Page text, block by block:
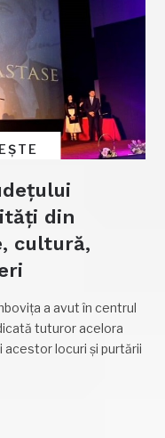
din
cultură,
a avut în centrul
tuturor acelora
acestor locuri și purtării